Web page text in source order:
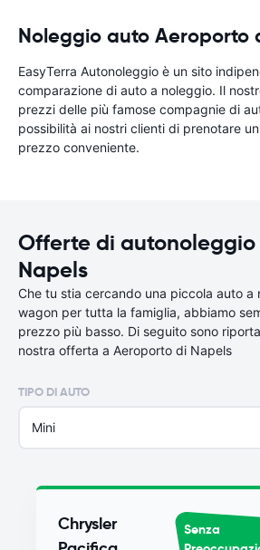
Noleggio auto Aeroporto
EasyTerra Autonoleggio è un sito
comparazione di auto a noleggio. Il
prezzi delle più famose compagnie di
possibilità ai nostri clienti di prenotare
prezzo conveniente.
Offerte di
Napels
Che tu stia cercando una piccola auto a
wagon per tutta la famiglia, abbiamo
prezzo più basso. Di seguito sono
nostra offerta a Aeroporto di Napels
TIPO DI AUTO
Mini
Chrysler
Senza